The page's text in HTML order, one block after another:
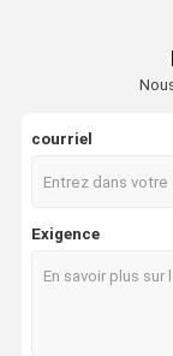
Détecteur de
capteur de
Détecteur de
Pommeau de
Purificateur
courriel
Exigence